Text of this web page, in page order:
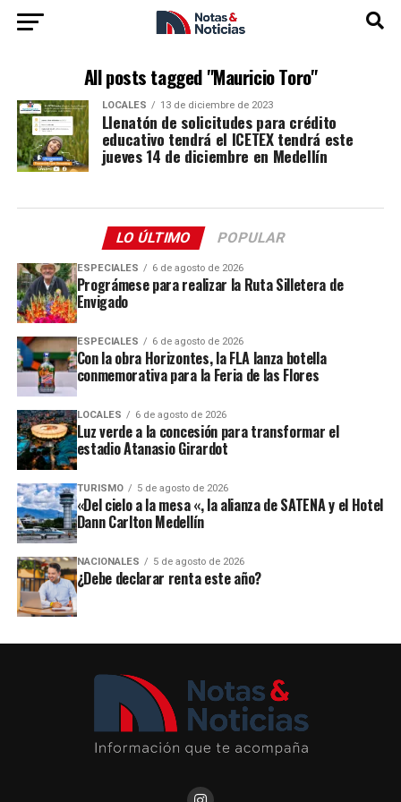
All posts tagged "Mauricio Toro"
LOCALES 13 de diciembre de 2023
Llenatón de solicitudes para crédito
educativo tendrá el ICETEX tendrá este
jueves 14 de diciembre en Medellín
LO ÚLTIMO POPULAR
ESPECIALES 6 de agosto de 2026
Prográmese para realizar la Ruta Silletera de
Envigado
ESPECIALES 6 de agosto de 2026
Con la obra Horizontes, la FLA lanza botella
conmemorativa para la Feria de las Flores
LOCALES 6 de agosto de 2026
Luz verde a la concesión para transformar el
estadio Atanasio Girardot
TURISMO 5 de agosto de 2026
«Del cielo a la mesa «, la alianza de SATENA y el Hotel
Dann Carlton Medellín
NACIONALES 5 de agosto de 2026
¿Debe declarar renta este año?